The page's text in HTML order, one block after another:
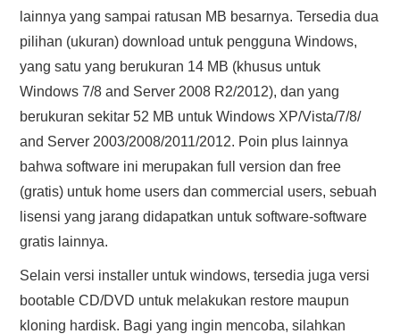
lainnya yang sampai ratusan MB besarnya. Tersedia dua
pilihan (ukuran) download untuk pengguna Windows,
yang satu yang berukuran 14 MB (khusus untuk
Windows 7/8 and Server 2008 R2/2012), dan yang
berukuran sekitar 52 MB untuk Windows XP/Vista/7/8/
and Server 2003/2008/2011/2012. Poin plus lainnya
bahwa software ini merupakan full version dan free
(gratis) untuk home users dan commercial users, sebuah
lisensi yang jarang didapatkan untuk software-software
gratis lainnya.
Selain versi installer untuk windows, tersedia juga versi
bootable CD/DVD untuk melakukan restore maupun
kloning hardisk. Bagi yang ingin mencoba, silahkan